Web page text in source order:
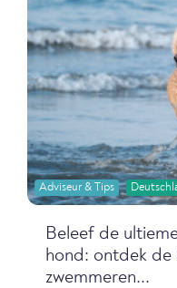
Adviseur & Tips
Beleef de
hond: ontdek de
zwemmeren...